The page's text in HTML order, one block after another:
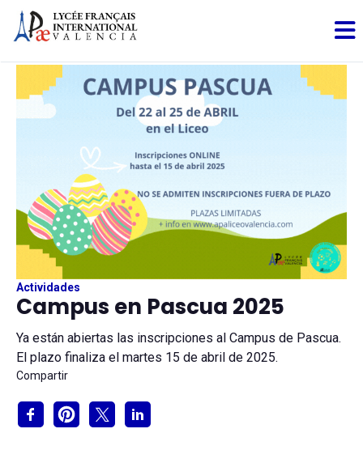
Actividades
Campus en Pascua 2025
Ya están abiertas las inscripciones al Campus de Pascua.
El plazo finaliza el martes 15 de abril de 2025.
Compartir